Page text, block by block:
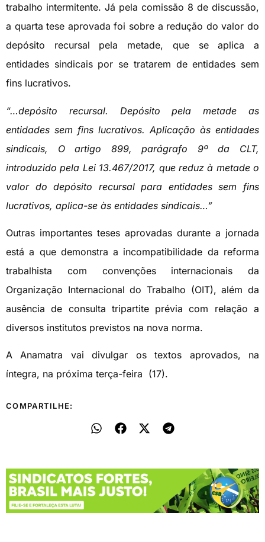
trabalho intermitente. Já pela comissão 8 de discussão,
a quarta tese aprovada foi sobre a redução do valor do
depósito recursal pela metade, que se aplica a
entidades sindicais por se tratarem de entidades sem
fins lucrativos.
“…depósito recursal. Depósito pela metade as
entidades sem fins lucrativos. Aplicação às entidades
sindicais, O artigo 899, parágrafo 9º da CLT,
introduzido pela Lei 13.467/2017, que reduz à metade o
valor do depósito recursal para entidades sem fins
lucrativos, aplica-se às entidades sindicais…”
Outras importantes teses aprovadas durante a jornada
está a que demonstra a incompatibilidade da reforma
trabalhista com convenções internacionais da
Organização Internacional do Trabalho (OIT), além da
ausência de consulta tripartite prévia com relação a
diversos institutos previstos na nova norma.
A Anamatra vai divulgar os textos aprovados, na
íntegra, na próxima terça-feira (17).
COMPARTILHE: